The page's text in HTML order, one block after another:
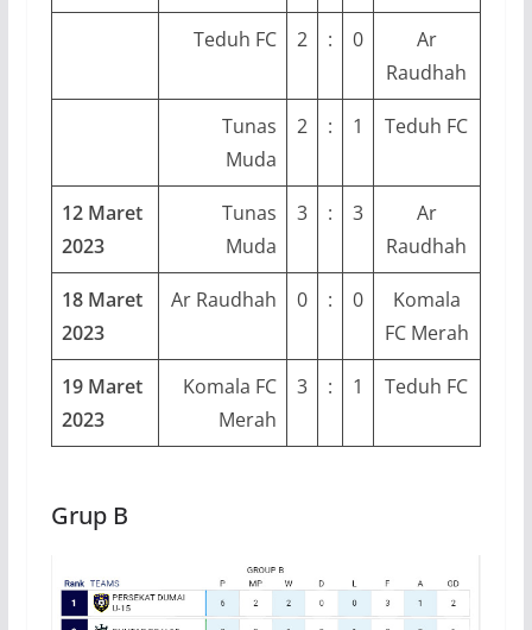
Teduh FC 2 : 0
Ar
Raudhah
Tunas
Muda
2 : 1 Teduh FC
12 Maret
2023
Tunas
Muda
3 : 3
Ar
Raudhah
18 Maret
2023
Ar Raudhah 0 : 0
Komala
FC Merah
19 Maret
2023
Komala FC
Merah
3 : 1 Teduh FC
Grup B